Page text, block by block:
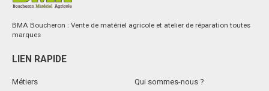
BMA Boucheron : Vente de matériel agricole et atelier de réparation toutes
marques
LIEN RAPIDE
Métiers Qui sommes-nous ?